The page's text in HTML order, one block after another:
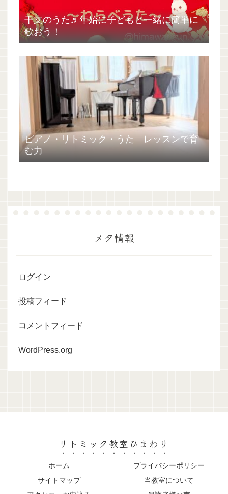
干支のうた♬年始に子どもと一緒に簡単に
歌おう！
ピアノ・リトミック・うた レッスンで育
む力
メタ情報
ログイン
投稿フィード
コメントフィード
WordPress.org
リトミック教室ひまわり
ホーム
プライバシーポリシー
サイトマップ
当教室について